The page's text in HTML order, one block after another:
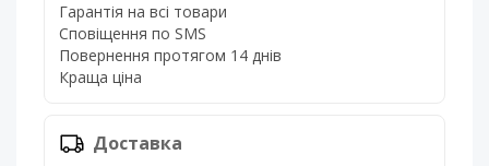
Гарантія на всі товари
Сповіщення по SMS
Повернення протягом 14 днів
Краща ціна
Доставка